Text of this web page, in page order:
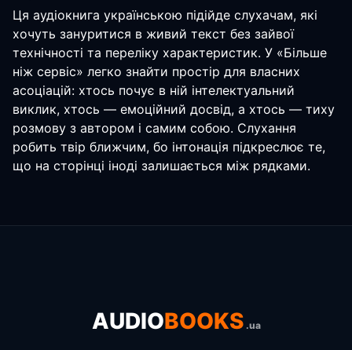
Ця аудіокнига українською підійде слухачам, які
хочуть зануритися в живий текст без зайвої
технічності та переліку характеристик. У «Більше
ніж сервіс» легко знайти простір для власних
асоціацій: хтось почує в ній інтелектуальний
виклик, хтось — емоційний досвід, а хтось — тиху
розмову з автором і самим собою. Слухання
робить твір ближчим, бо інтонація підкреслює те,
що на сторінці іноді залишається між рядками.
AUDIOBOOKS .ua